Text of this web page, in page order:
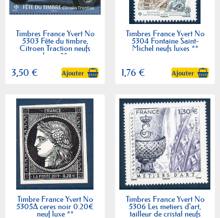
Timbres France Yvert No
5303 Fête du timbre,
Citroen Traction neufs
luxes **
3,50 € Ajouter
Timbres France Yvert No
5304 Fontaine Saint-
Michel neufs luxes **
1,76 € Ajouter
Timbre France Yvert No
5305A ceres noir 0.20€
neuf luxe **
Timbres France Yvert No
5306 Les metiers d'art,
tailleur de cristal neufs